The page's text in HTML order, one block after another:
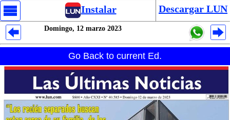
Instalar Descargar LUN
Domingo, 12 marzo 2023
Go Back to current Ed.
Despliegues Analytics
Despliegues Totales
Despliegues por Rubros